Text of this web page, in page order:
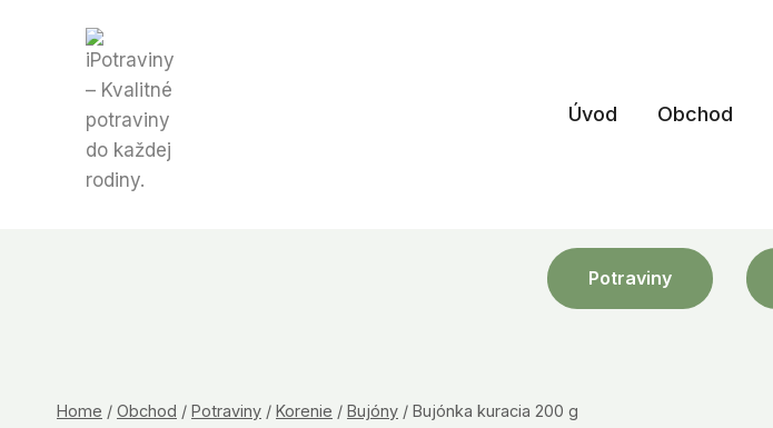
Úvod Obchod
Potraviny
Home / Obchod / Potraviny / Korenie / Bujóny / Bujónka kuracia 200 g